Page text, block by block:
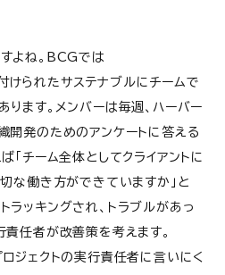
よね。BCGでは
られたサステナブルにチームで
ます。メンバーは毎週、ハーバー
開発のためのアンケートに答える
「チーム全体としてクライアントに
な働き方ができていますか」と
ラッキングされ、トラブルがあっ
任者が改善策を考えます。
ジェクトの実行責任者に言いにく